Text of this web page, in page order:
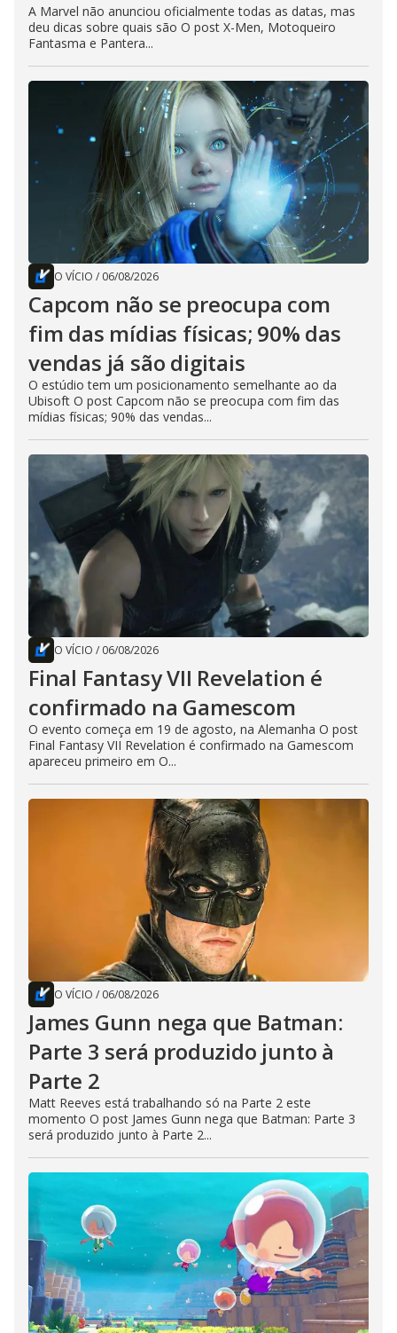
A Marvel não anunciou oficialmente todas as datas, mas
deu dicas sobre quais são O post X-Men, Motoqueiro
Fantasma e Pantera...
O VÍCIO / 06/08/2026
Capcom não se preocupa com
fim das mídias físicas; 90% das
vendas já são digitais
O estúdio tem um posicionamento semelhante ao da
Ubisoft O post Capcom não se preocupa com fim das
mídias físicas; 90% das vendas...
O VÍCIO / 06/08/2026
Final Fantasy VII Revelation é
confirmado na Gamescom
O evento começa em 19 de agosto, na Alemanha O post
Final Fantasy VII Revelation é confirmado na Gamescom
apareceu primeiro em O...
O VÍCIO / 06/08/2026
James Gunn nega que Batman:
Parte 3 será produzido junto à
Parte 2
Matt Reeves está trabalhando só na Parte 2 este
momento O post James Gunn nega que Batman: Parte 3
será produzido junto à Parte 2...